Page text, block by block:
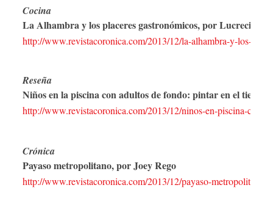
Cocina
La Alhambra y los placeres gastronómicos, por Lucrecia
http://www.revistacoronica.com/2013/12/la-alhambra-y-los-
Reseña
Niños en la piscina con adultos de fondo: pintar en el
http://www.revistacoronica.com/2013/12/ninos-en-piscina-con-
Crónica
Payaso metropolitano, por Joey Rego
http://www.revistacoronica.com/2013/12/payaso-metropolitano-